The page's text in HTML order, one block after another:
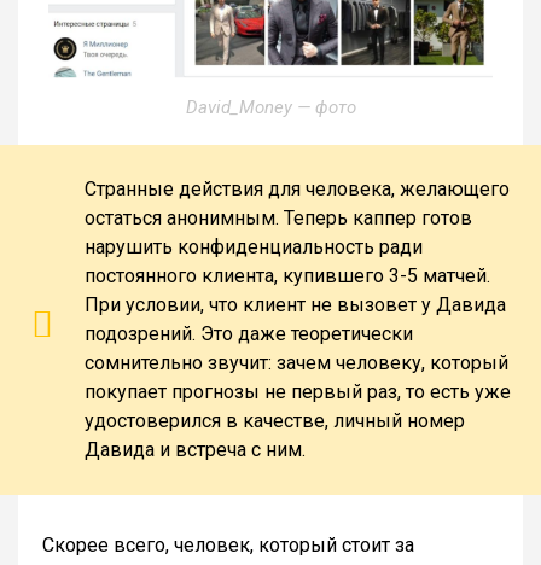
David_Money — фото
Странные действия для человека, желающего
остаться анонимным. Теперь каппер готов
нарушить конфиденциальность ради
постоянного клиента, купившего 3-5 матчей.
При условии, что клиент не вызовет у Давида
подозрений. Это даже теоретически
сомнительно звучит: зачем человеку, который
покупает прогнозы не первый раз, то есть уже
удостоверился в качестве, личный номер
Давида и встреча с ним.
Скорее всего, человек, который стоит за